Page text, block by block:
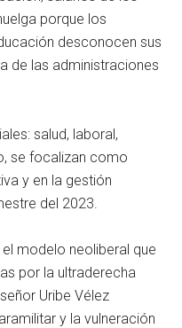
porque los
desconocen sus
de las administraciones
salud, laboral,
se focalizan como
y en la gestión
del 2023.
modelo neoliberal que
por la ultraderecha
Uribe Vélez
y la vulneración